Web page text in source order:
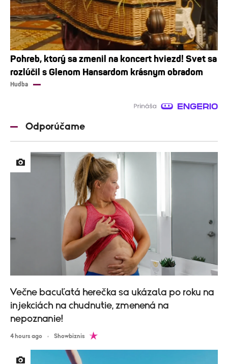
Pohreb, ktorý sa zmenil na koncert hviezd! Svet sa
rozlúčil s Glenom Hansardom krásnym obradom
Hudba
Odporúčame
Večne bacuľatá herečka sa ukázala po roku na
injekciách na chudnutie, zmenená na
nepoznanie!
4 hours ago Showbiznis